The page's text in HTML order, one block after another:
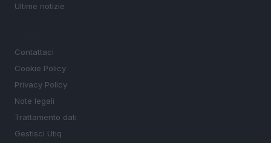
Ultime notizie
Contattaci
Cookie Policy
Privacy Policy
Note legali
Trattamento dati
Gestisci Utiq